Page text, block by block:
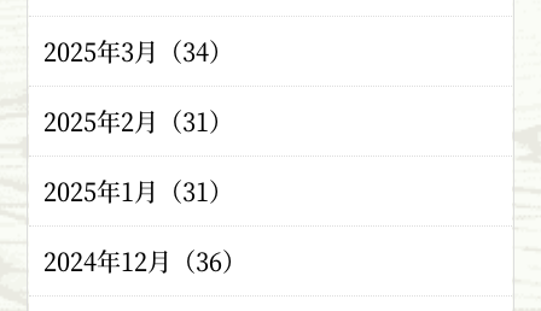
2025年3月（34）
2025年2月（31）
2025年1月（31）
2024年12月（36）